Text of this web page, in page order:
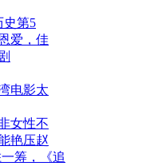
史第5
爱，佳
电影太
女性不
艳压赵
筹，《追